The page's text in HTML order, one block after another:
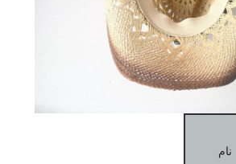
نام